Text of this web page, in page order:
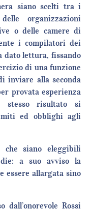
siano scelti tra i
organizzazioni
o delle camere di
i compilatori dei
dato lettura, fissando
di una funzione
inviare alla seconda
provata esperienza
stesso risultato si
ed obblighi agli
che siano eleggibili
a suo avviso la
essere allargata sino
dall’onorevole Rossi